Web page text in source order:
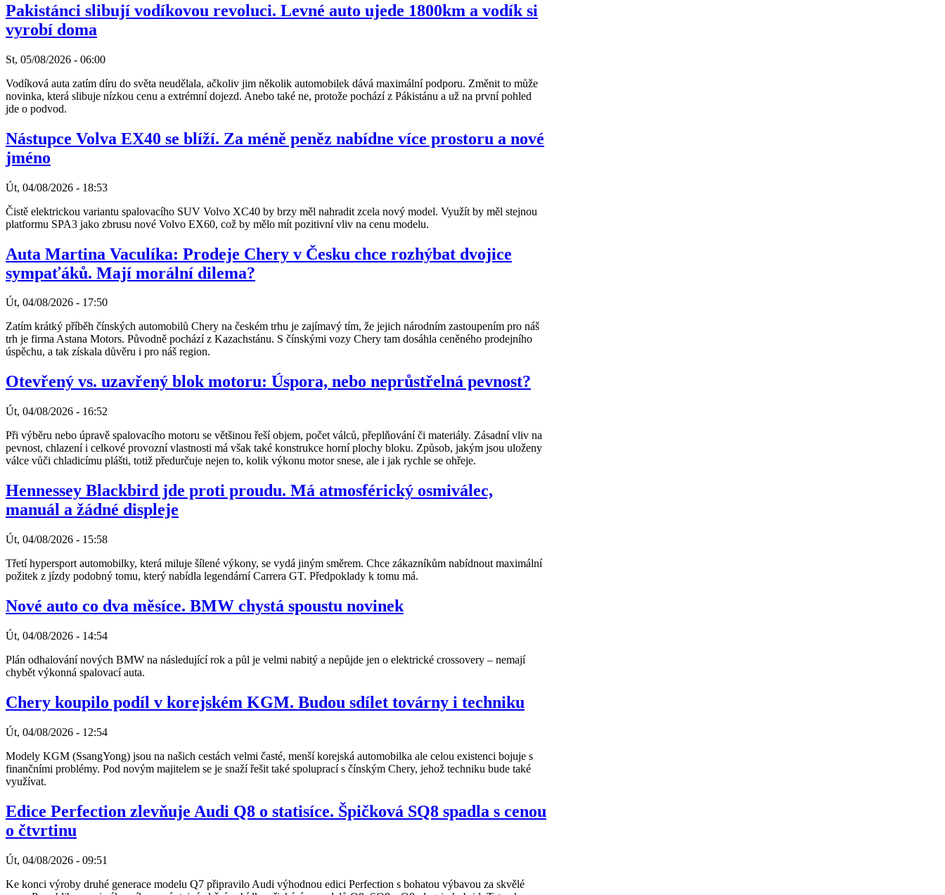
Pakistánci slibují vodíkovou revoluci. Levné auto ujede 1800km a vodík si
vyrobí doma
St, 05/08/2026 - 06:00
Vodíková auta zatím díru do světa neudělala, ačkoliv jim několik automobilek dává maximální podporu. Změnit to může
novinka, která slibuje nízkou cenu a extrémní dojezd. Anebo také ne, protože pochází z Pákistánu a už na první pohled
jde o podvod.
Nástupce Volva EX40 se blíží. Za méně peněz nabídne více prostoru a nové
jméno
Út, 04/08/2026 - 18:53
Čistě elektrickou variantu spalovacího SUV Volvo XC40 by brzy měl nahradit zcela nový model. Využít by měl stejnou
platformu SPA3 jako zbrusu nové Volvo EX60, což by mělo mít pozitivní vliv na cenu modelu.
Auta Martina Vaculíka: Prodeje Chery v Česku chce rozhýbat dvojice
sympaťáků. Mají morální dilema?
Út, 04/08/2026 - 17:50
Zatím krátký příběh čínských automobilů Chery na českém trhu je zajímavý tím, že jejich národním zastoupením pro náš
trh je firma Astana Motors. Původně pochází z Kazachstánu. S čínskými vozy Chery tam dosáhla ceněného prodejního
úspěchu, a tak získala důvěru i pro náš region.
Otevřený vs. uzavřený blok motoru: Úspora, nebo neprůstřelná pevnost?
Út, 04/08/2026 - 16:52
Při výběru nebo úpravě spalovacího motoru se většinou řeší objem, počet válců, přeplňování či materiály. Zásadní vliv na
pevnost, chlazení i celkové provozní vlastnosti má však také konstrukce horní plochy bloku. Způsob, jakým jsou uloženy
válce vůči chladicímu plášti, totiž předurčuje nejen to, kolik výkonu motor snese, ale i jak rychle se ohřeje.
Hennessey Blackbird jde proti proudu. Má atmosférický osmiválec,
manuál a žádné displeje
Út, 04/08/2026 - 15:58
Třetí hypersport automobilky, která miluje šílené výkony, se vydá jiným směrem. Chce zákazníkům nabídnout maximální
požitek z jízdy podobný tomu, který nabídla legendární Carrera GT. Předpoklady k tomu má.
Nové auto co dva měsíce. BMW chystá spoustu novinek
Út, 04/08/2026 - 14:54
Plán odhalování nových BMW na následující rok a půl je velmi nabitý a nepůjde jen o elektrické crossovery – nemají
chybět výkonná spalovací auta.
Chery koupilo podíl v korejském KGM. Budou sdílet továrny i techniku
Út, 04/08/2026 - 12:54
Modely KGM (SsangYong) jsou na našich cestách velmi časté, menší korejská automobilka ale celou existenci bojuje s
finančními problémy. Pod novým majitelem se je snaží řešit také spoluprací s čínským Chery, jehož techniku bude také
využívat.
Edice Perfection zlevňuje Audi Q8 o statisíce. Špičková SQ8 spadla s cenou
o čtvrtinu
Út, 04/08/2026 - 09:51
Ke konci výroby druhé generace modelu Q7 připravilo Audi výhodnou edici Perfection s bohatou výbavou za skvělé